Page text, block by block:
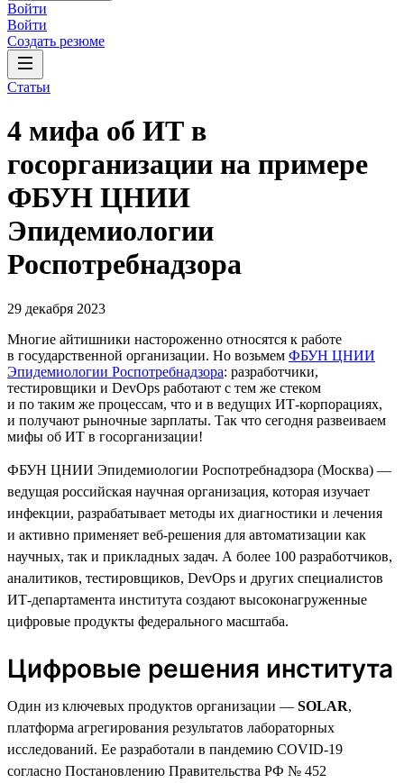
Войти
Войти
Создать резюме
Статьи
4 мифа об ИТ в
госорганизации на примере
ФБУН ЦНИИ
Эпидемиологии
Роспотребнадзора
29 декабря 2023
Многие айтишники настороженно относятся к работе
в государственной организации. Но возьмем ФБУН ЦНИИ
Эпидемиологии Роспотребнадзора: разработчики,
тестировщики и DevOps работают с тем же стеком
и по таким же процессам, что и в ведущих ИТ-корпорациях,
и получают рыночные зарплаты. Так что сегодня развеиваем
мифы об ИТ в госорганизации!
ФБУН ЦНИИ Эпидемиологии Роспотребнадзора (Москва) —
ведущая российская научная организация, которая изучает
инфекции, разрабатывает методы их диагностики и лечения
и активно применяет веб-решения для автоматизации как
научных, так и прикладных задач. А более 100 разработчиков,
аналитиков, тестировщиков, DevOps и других специалистов
ИТ-департамента института создают высоконагруженные
цифровые продукты федерального масштаба.
Цифровые решения института
Один из ключевых продуктов организации — SOLAR,
платформа агрегирования результатов лабораторных
исследований. Ее разработали в пандемию COVID-19
согласно Постановлению Правительства РФ № 452